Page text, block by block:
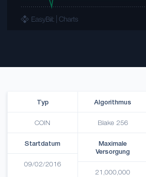
Typ
COIN
Algorithmus
Blake 256
Startdatum
09/02/2016
Maximale
Versorgung
21,000,000